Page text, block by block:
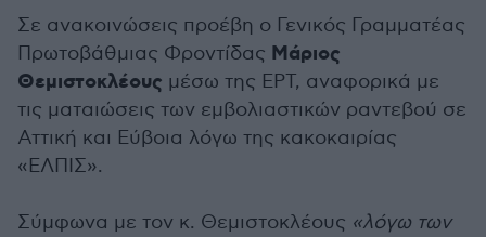
Σε ανακοινώσεις προέβη ο Γενικός Γραμματέας
Πρωτοβάθμιας Φροντίδας Μάριος
Θεμιστοκλέους μέσω της ΕΡΤ, αναφορικά με
τις ματαιώσεις των εμβολιαστικών ραντεβού σε
Αττική και Εύβοια λόγω της κακοκαιρίας
«ΕΛΠΙΣ».
Σύμφωνα με τον κ. Θεμιστοκλέους «λόγω των